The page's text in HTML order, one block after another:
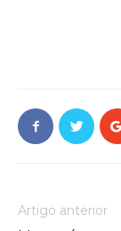
Artigo anterior